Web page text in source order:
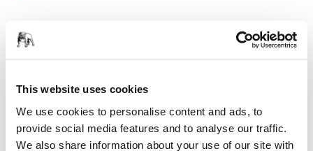
This website uses cookies
We use cookies to personalise content and ads, to
provide social media features and to analyse our traffic.
We also share information about your use of our site with
Downloads
Länge 12 mm